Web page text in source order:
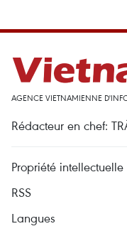
AGENCE VIETNAMIENNE
Rédacteur en chef:
Propriété intellectuelle
RSS
Langues